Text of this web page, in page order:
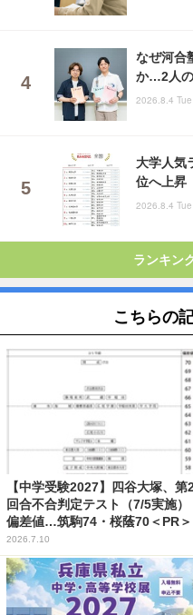
なぜ河合
か…2人の
2026.8.4
大学人気
位へ上昇
2026.8.4
ランキン
こちらの
【中学受験2027】四谷大塚、第
回合不合判定テスト（7/5実施）
偏差値…筑駒74・桜蔭70＜PR＞
2026.7.10